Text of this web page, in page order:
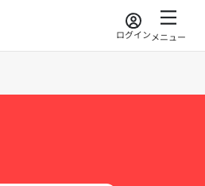
ログインメニュー